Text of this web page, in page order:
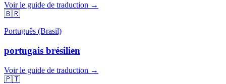
Voir le guide de traduction →
🇧🇷
Português (Brasil)
portugais brésilien
Voir le guide de traduction →
🇵🇹